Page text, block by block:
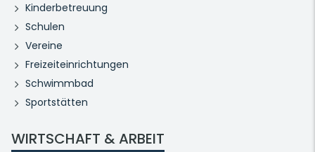
Kinderbetreuung
Schulen
Vereine
Freizeiteinrichtungen
Schwimmbad
Sportstätten
WIRTSCHAFT & ARBEIT